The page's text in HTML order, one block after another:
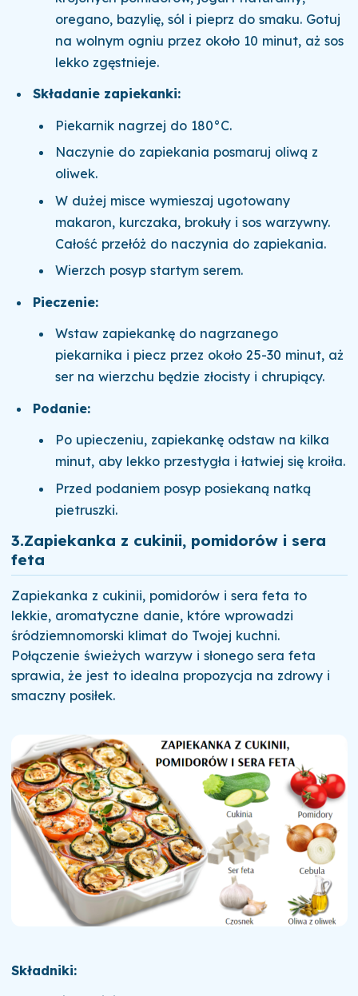
oregano, bazylię, sól i pieprz do smaku. Gotuj
na wolnym ogniu przez około 10 minut, aż sos
lekko zgęstnieje.
Składanie zapiekanki:
Piekarnik nagrzej do 180°C.
Naczynie do zapiekania posmaruj oliwą z
oliwek.
W dużej misce wymieszaj ugotowany
makaron, kurczaka, brokuły i sos warzywny.
Całość przełóż do naczynia do zapiekania.
Wierzch posyp startym serem.
Pieczenie:
Wstaw zapiekankę do nagrzanego
piekarnika i piecz przez około 25-30 minut, aż
ser na wierzchu będzie złocisty i chrupiący.
Podanie:
Po upieczeniu, zapiekankę odstaw na kilka
minut, aby lekko przestygła i łatwiej się kroiła.
Przed podaniem posyp posiekaną natką
pietruszki.
3.Zapiekanka z cukinii, pomidorów i sera
feta
Zapiekanka z cukinii, pomidorów i sera feta to
lekkie, aromatyczne danie, które wprowadzi
śródziemnomorski klimat do Twojej kuchni.
Połączenie świeżych warzyw i słonego sera feta
sprawia, że jest to idealna propozycja na zdrowy i
smaczny posiłek.
Składniki: